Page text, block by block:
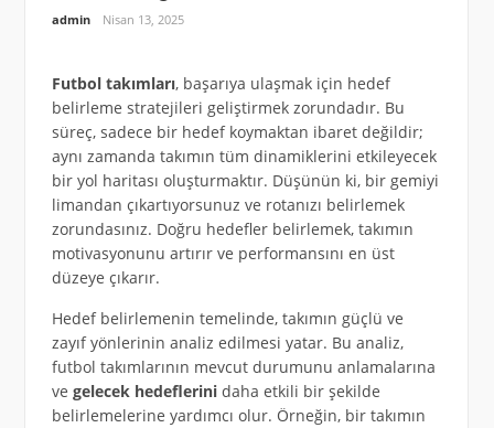
admin Nisan 13, 2025
Futbol takımları, başarıya ulaşmak için hedef
belirleme stratejileri geliştirmek zorundadır. Bu
süreç, sadece bir hedef koymaktan ibaret değildir;
aynı zamanda takımın tüm dinamiklerini etkileyecek
bir yol haritası oluşturmaktır. Düşünün ki, bir gemiyi
limandan çıkartıyorsunuz ve rotanızı belirlemek
zorundasınız. Doğru hedefler belirlemek, takımın
motivasyonunu artırır ve performansını en üst
düzeye çıkarır.
Hedef belirlemenin temelinde, takımın güçlü ve
zayıf yönlerinin analiz edilmesi yatar. Bu analiz,
futbol takımlarının mevcut durumunu anlamalarına
ve gelecek hedeflerinidaha etkili bir şekilde
belirlemelerine yardımcı olur. Örneğin, bir takımın